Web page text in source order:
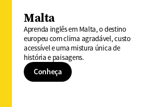
Malta​
Aprenda inglês em Malta, o destino
europeu com clima agradável, custo
acessível e uma mistura única de
história e paisagens.
Conheça